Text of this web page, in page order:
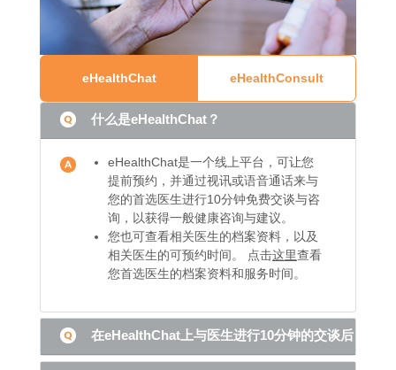
eHealthChat eHealthConsult
什么是eHealthChat？
eHealthChat是一个线上平台，可让您
提前预约，并通过视讯或语音通话来与
您的首选医生进行10分钟免费交谈与咨
询，以获得一般健康咨询与建议。
您也可查看相关医生的档案资料，以及
相关医生的可预约时间。 点击这里查看
您首选医生的档案资料和服务时间。
在eHealthChat上与医生进行10分钟的交谈后，我